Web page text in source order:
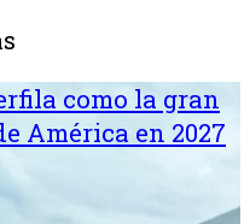
como la gran
América en 2027